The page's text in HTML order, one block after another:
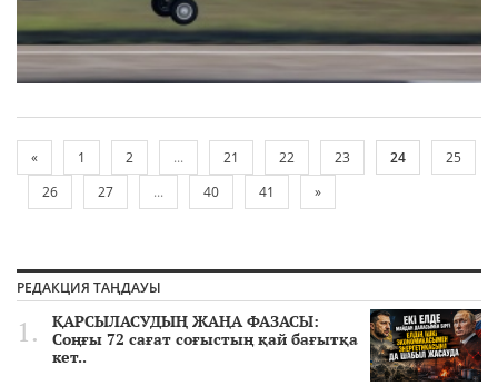
« 1 2 ... 21 22 23 24
25
26
27 ... 40 41 »
РЕДАКЦИЯ ТАҢДАУЫ
ҚАРСЫЛАСУДЫҢ ЖАҢА ФАЗАСЫ:
Соңғы 72 сағат соғыстың қай бағытқа
кет..